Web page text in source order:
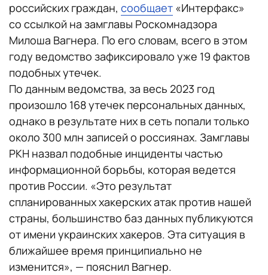
российских граждан, сообщает «Интерфакс»
со ссылкой на замглавы Роскомнадзора
Милоша Вагнера. По его словам, всего в этом
году ведомство зафиксировало уже 19 фактов
подобных утечек.
По данным ведомства, за весь 2023 год
произошло 168 утечек персональных данных,
однако в результате них в сеть попали только
около 300 млн записей о россиянах. Замглавы
РКН назвал подобные инциденты частью
информационной борьбы, которая ведется
против России. «Это результат
спланированных хакерских атак против нашей
страны, большинство баз данных публикуются
от имени украинских хакеров. Эта ситуация в
ближайшее время принципиально не
изменится», — пояснил Вагнер.